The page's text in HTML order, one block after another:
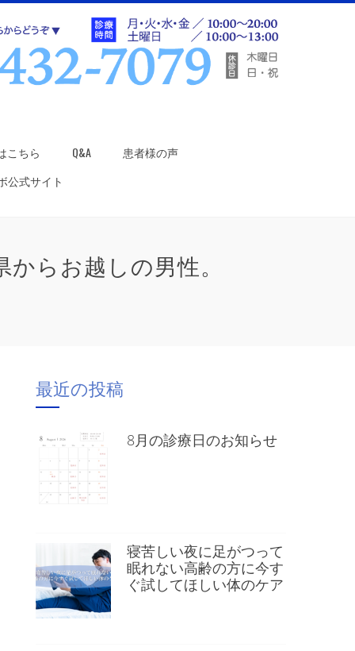
こちら Q&A
患者様の声
公式サイト
らお越しの男性。
最近の投稿
8月の診療日のお知らせ
寝苦しい夜に足がつって
眠れない高齢の方に今す
ぐ試してほしい体のケア